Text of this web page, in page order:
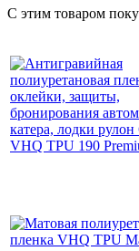
С этим товаром